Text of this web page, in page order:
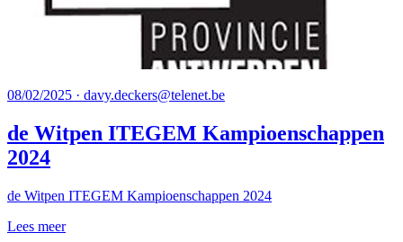
08/02/2025 · davy.deckers@telenet.be
de Witpen ITEGEM Kampioenschappen
2024
de Witpen ITEGEM Kampioenschappen 2024
Lees meer